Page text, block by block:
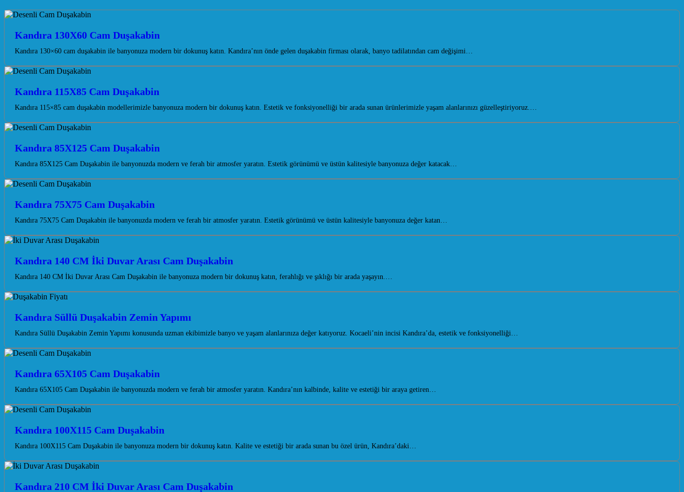
Kandıra 130X60 Cam Duşakabin
Kandıra 130×60 cam duşakabin ile banyonuza modern bir dokunuş katın. Kandıra’nın önde gelen duşakabin firması olarak, banyo tadilatından cam değişimi…
Kandıra 115X85 Cam Duşakabin
Kandıra 115×85 cam duşakabin modellerimizle banyonuza modern bir dokunuş katın. Estetik ve fonksiyonelliği bir arada sunan ürünlerimizle yaşam alanlarınızı güzelleştiriyoruz.…
Kandıra 85X125 Cam Duşakabin
Kandıra 85X125 Cam Duşakabin ile banyonuzda modern ve ferah bir atmosfer yaratın. Estetik görünümü ve üstün kalitesiyle banyonuza değer katacak…
Kandıra 75X75 Cam Duşakabin
Kandıra 75X75 Cam Duşakabin ile banyonuzda modern ve ferah bir atmosfer yaratın. Estetik görünümü ve üstün kalitesiyle banyonuza değer katan…
Kandıra 140 CM İki Duvar Arası Cam Duşakabin
Kandıra 140 CM İki Duvar Arası Cam Duşakabin ile banyonuza modern bir dokunuş katın, ferahlığı ve şıklığı bir arada yaşayın.…
Kandıra Süllü Duşakabin Zemin Yapımı
Kandıra Süllü Duşakabin Zemin Yapımı konusunda uzman ekibimizle banyo ve yaşam alanlarınıza değer katıyoruz. Kocaeli’nin incisi Kandıra’da, estetik ve fonksiyonelliği…
Kandıra 65X105 Cam Duşakabin
Kandıra 65X105 Cam Duşakabin ile banyonuzda modern ve ferah bir atmosfer yaratın. Kandıra’nın kalbinde, kalite ve estetiği bir araya getiren…
Kandıra 100X115 Cam Duşakabin
Kandıra 100X115 Cam Duşakabin ile banyonuza modern bir dokunuş katın. Kalite ve estetiği bir arada sunan bu özel ürün, Kandıra’daki…
Kandıra 210 CM İki Duvar Arası Cam Duşakabin